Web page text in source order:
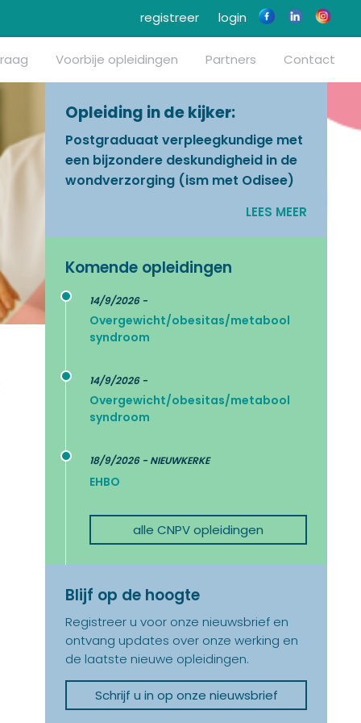
login
registreer
Voorbije opleidingen Partners Contact
Opleiding in de kijker:
Postgraduaat verpleegkundige met
een bijzondere deskundigheid in de
wondverzorging (ism met Odisee)
LEES MEER
Komende opleidingen
14/9/2026 -
Overgewicht/obesitas/metabool
syndroom
14/9/2026 -
Overgewicht/obesitas/metabool
syndroom
18/9/2026 - NIEUWKERKE
EHBO
alle CNPV opleidingen
Blijf op de hoogte
Registreer u voor onze nieuwsbrief en
ontvang updates over onze werking en
de laatste nieuwe opleidingen.
Schrijf u in op onze nieuwsbrief